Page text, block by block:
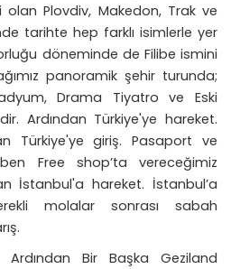
Plovdiv, Makedon, Trak ve
tarihte hep farklı isimlerle yer
döneminde de Filibe ismini
panoramik şehir turunda;
Drama Tiyatro ve Eski
Ardından Türkiye'ye hareket.
Türkiye'ye giriş. Pasaport ve
Free shop’ta vereceğimiz
İstanbul'a hareket. İstanbul’a
molalar sonrası sabah
Bir Başka Geziland